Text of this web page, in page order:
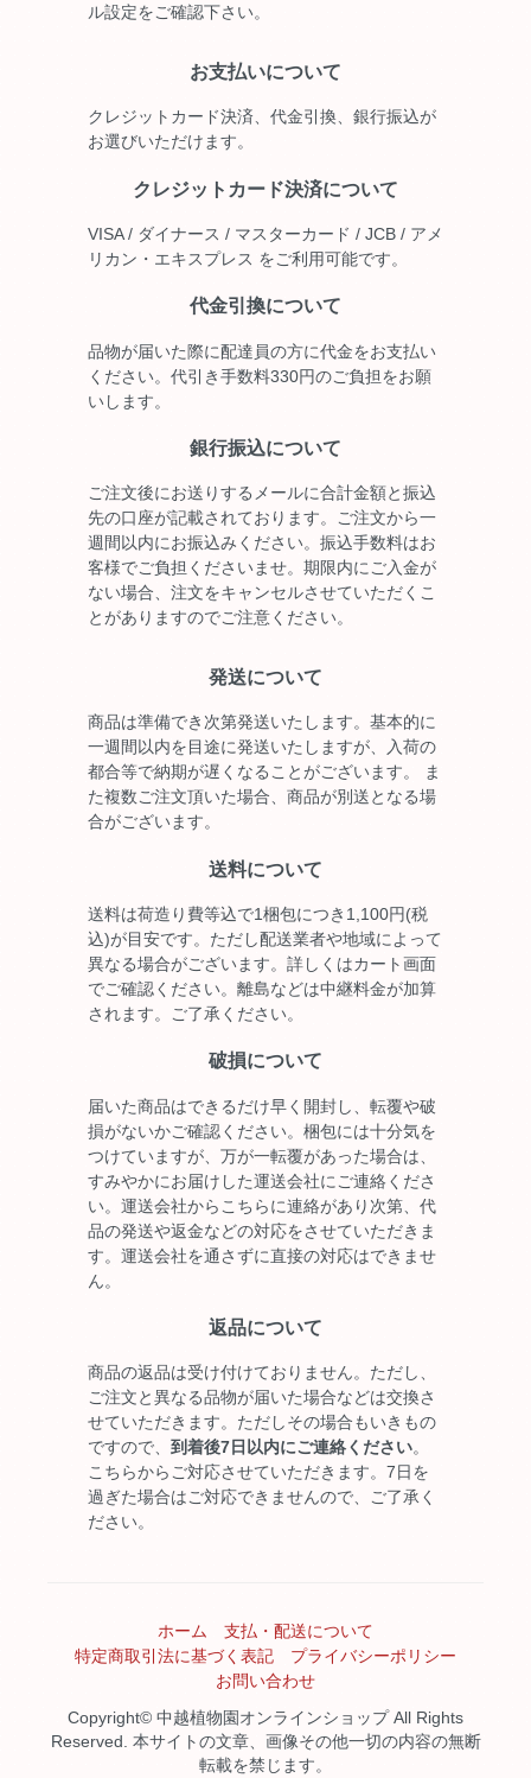
ル設定をご確認下さい。
お支払いについて
クレジットカード決済、代金引換、銀行振込が
お選びいただけます。
クレジットカード決済について
VISA / ダイナース / マスターカード / JCB / アメ
リカン・エキスプレス をご利用可能です。
代金引換について
品物が届いた際に配達員の方に代金をお支払い
ください。代引き手数料330円のご負担をお願
いします。
銀行振込について
ご注文後にお送りするメールに合計金額と振込
先の口座が記載されております。ご注文から一
週間以内にお振込みください。振込手数料はお
客様でご負担くださいませ。期限内にご入金が
ない場合、注文をキャンセルさせていただくこ
とがありますのでご注意ください。
発送について
商品は準備でき次第発送いたします。基本的に
一週間以内を目途に発送いたしますが、入荷の
都合等で納期が遅くなることがございます。 ま
た複数ご注文頂いた場合、商品が別送となる場
合がございます。
送料について
送料は荷造り費等込で1梱包につき1,100円(税
込)が目安です。ただし配送業者や地域によって
異なる場合がございます。詳しくはカート画面
でご確認ください。離島などは中継料金が加算
されます。ご了承ください。
破損について
届いた商品はできるだけ早く開封し、転覆や破
損がないかご確認ください。梱包には十分気を
つけていますが、万が一転覆があった場合は、
すみやかにお届けした運送会社にご連絡くださ
い。運送会社からこちらに連絡があり次第、代
品の発送や返金などの対応をさせていただきま
す。運送会社を通さずに直接の対応はできませ
ん。
返品について
商品の返品は受け付けておりません。ただし、
ご注文と異なる品物が届いた場合などは交換さ
せていただきます。ただしその場合もいきもの
ですので、 到着後7日以内にご連絡ください。
こちらからご対応させていただきます。7日を
過ぎた場合はご対応できませんので、ご了承く
ださい。
ホーム
支払・配送について
特定商取引法に基づく表記
プライバシーポリシー
お問い合わせ
Copyright© 中越植物園オンラインショップ All Rights
Reserved. 本サイトの文章、画像その他一切の内容の無断
転載を禁じます。